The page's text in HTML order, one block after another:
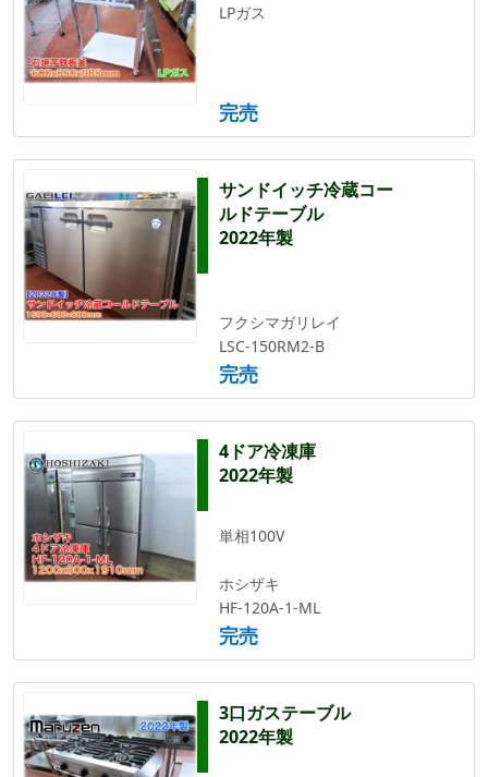
LPガス
完売
サンドイッチ冷蔵コー
ルドテーブル
2022年製
フクシマガリレイ
LSC-150RM2-B
完売
4ドア冷凍庫
2022年製
単相100V
ホシザキ
HF-120A-1-ML
完売
3口ガステーブル
2022年製